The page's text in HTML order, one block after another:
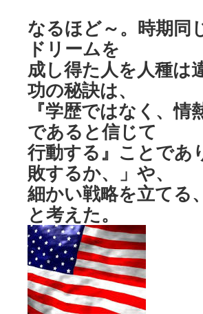
なるほど～。時期同
ドリームを
成し得た人を人種は
功の秘訣は、
『学歴ではなく、
であると信じて
行動する』ことであ
敗するか、」や、
細かい戦略を立てる
と考えた。